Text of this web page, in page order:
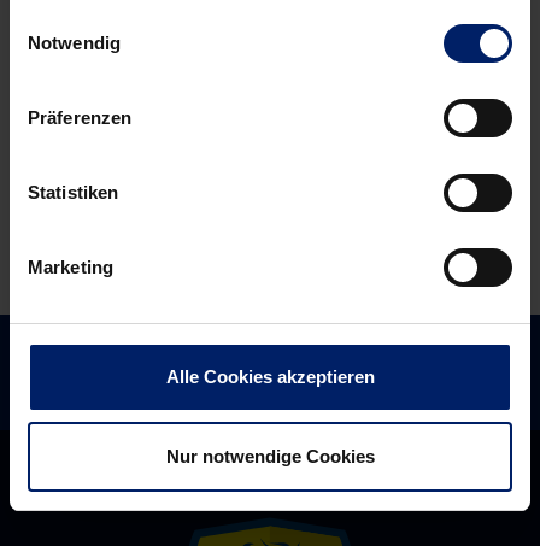
Notwendig
Präferenzen
Statistiken
Marketing
Alle Cookies akzeptieren
Nur notwendige Cookies
Lehrstunde